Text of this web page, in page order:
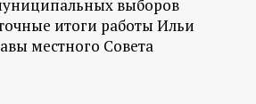
выборов
итоги работы Ильи
местного Совета